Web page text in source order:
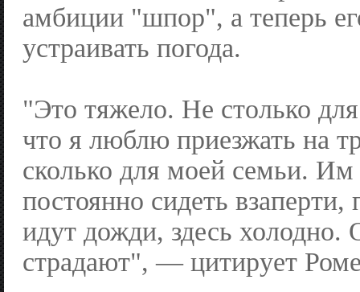
амбиции "шпор", а теперь
устраивать погода.
"Это тяжело. Не столько
что я люблю приезжать на
сколько для моей семьи. Им
постоянно сидеть взаперти,
идут дожди, здесь холодно.
страдают", — цитирует